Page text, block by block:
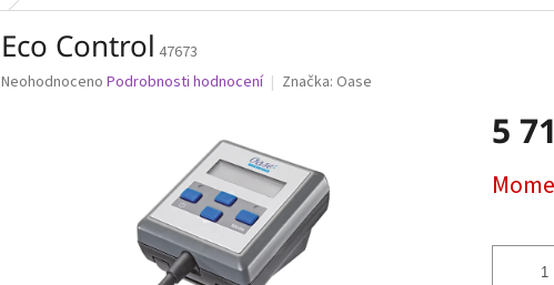
Eco Control 47673
Průměrné
Neohodnoceno Podrobnosti hodnocení Značka: Oase
5
cena: